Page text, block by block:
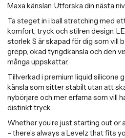
Maxa känslan. Utforska din nästa
Ta steget in i ball stretching med
komfort, tryck och stilren design.
storlek S är skapad för dig som vill
grepp, ökad tyngdkänsla och den
många uppskattar.
Tillverkad i premium liquid silicone
känsla som sitter stabilt utan att
nybörjare och mer erfarna som vill
distinkt tryck.
Whether you’re just starting out or
– there’s always a Levelz that fits